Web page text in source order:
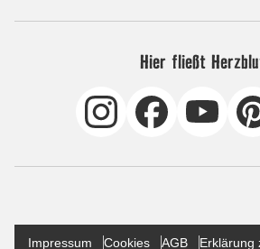
Hier fließt
Impressum Cookies AGB Erklärung